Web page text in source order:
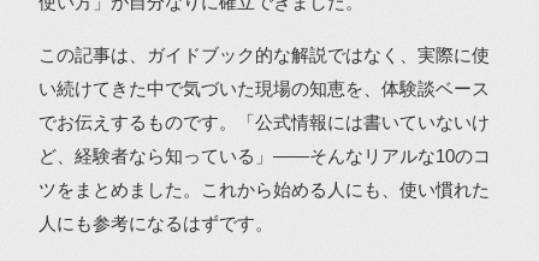
この記事は、ガイドブック的な解説ではなく、実際に使
い続けてきた中で気づいた現場の知恵を、体験談ベース
でお伝えするものです。「公式情報には書いていないけ
ど、経験者なら知っている」――そんなリアルな10のコ
ツをまとめました。これから始める人にも、使い慣れた
人にも参考になるはずです。